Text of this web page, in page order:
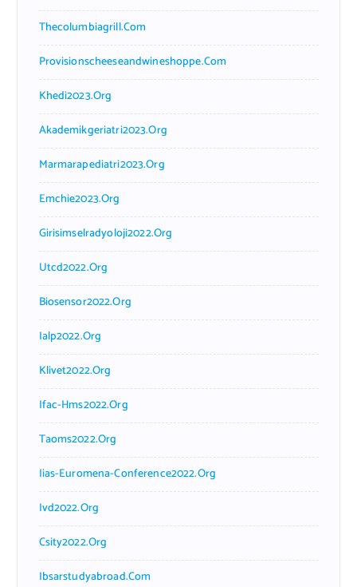
Thecolumbiagrill.com
Provisionscheeseandwineshoppe.com
Khedi2023.org
Akademikgeriatri2023.org
Marmarapediatri2023.org
Emchie2023.org
Girisimselradyoloji2022.org
Utcd2022.org
Biosensor2022.org
Ialp2022.org
Klivet2022.org
Ifac-Hms2022.org
Taoms2022.org
Iias-Euromena-Conference2022.org
Ivd2022.org
Csity2022.org
Ibsarstudyabroad.com